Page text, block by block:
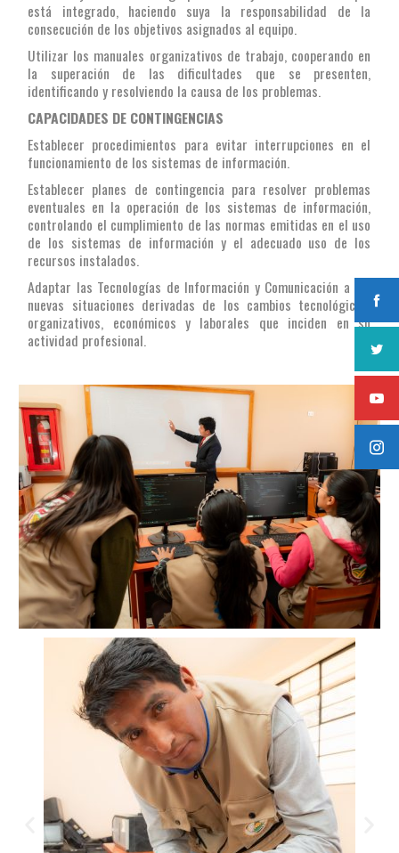
está integrado, haciendo suya la responsabilidad de la
consecución de los objetivos asignados al equipo.
Utilizar los manuales organizativos de trabajo, cooperando en
la superación de las dificultades que se presenten,
identificando y resolviendo la causa de los problemas.
CAPACIDADES DE CONTINGENCIAS
Establecer procedimientos para evitar interrupciones en el
funcionamiento de los sistemas de información.
Establecer planes de contingencia para resolver problemas
eventuales en la operación de los sistemas de información,
controlando el cumplimiento de las normas emitidas en el uso
de los sistemas de información y el adecuado uso de los
recursos instalados.
Adaptar las Tecnologías de Información y Comunicación a las
nuevas situaciones derivadas de los cambios tecnológicos,
organizativos, económicos y laborales que inciden en su
actividad profesional.